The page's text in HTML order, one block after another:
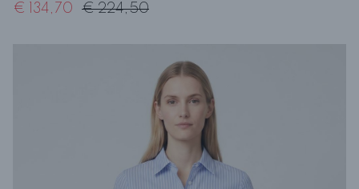
€ 134,70 € 224,50